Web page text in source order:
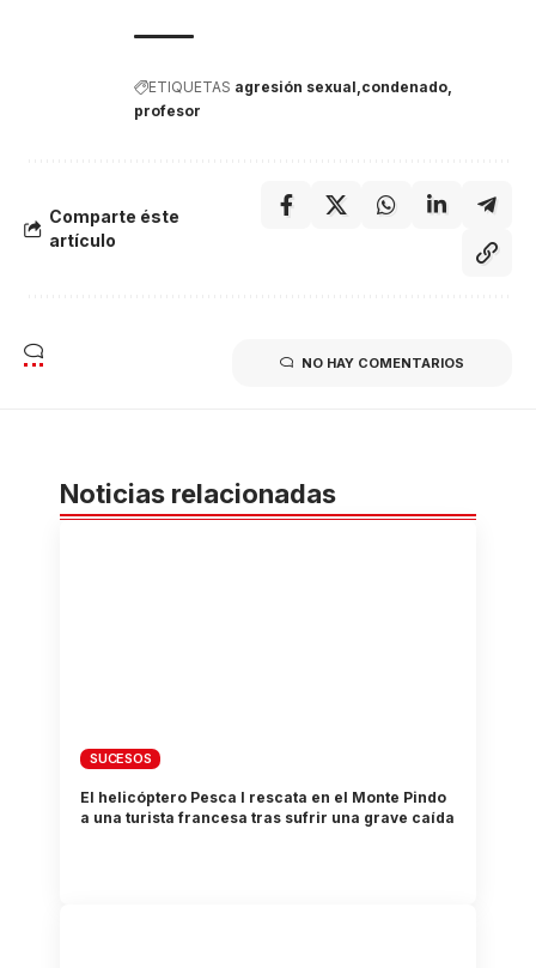
ETIQUETAS agresión sexual condenado
profesor
Comparte éste
artículo
NO HAY COMENTARIOS
Noticias relacionadas
SUCESOS
El helicóptero Pesca I rescata en el Monte Pindo
a una turista francesa tras sufrir una grave caída